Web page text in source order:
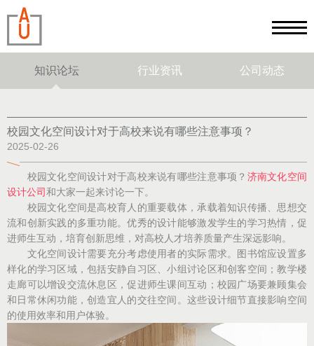
知识论坛 行业资讯 公司动态
校园文化空间设计对于高校来说有哪些注意事项？
2025-02-26
校园文化空间设计对于高校来说有哪些注意事项？ 济南文化空间
设计公司和大家一起来讨论一下。
校园文化空间是高校育人的重要载体，承载着知识传播、思想交
流和创新实践的多重功能。优秀的设计能够激发学生的学习热情，促
进师生互动，培育创新思维，对高校人才培养质量产生深远影响。
文化空间设计需要充分考虑使用者的实际需求。图书馆应设置多
样化的学习区域，包括安静自习区、小组讨论区和创客空间；教学楼
走廊可以增设交流休息区，促进师生课间互动；校园广场要兼顾集会
和日常休闲功能，创造宜人的交往空间。这些设计细节直接影响空间
的使用效率和用户体验。